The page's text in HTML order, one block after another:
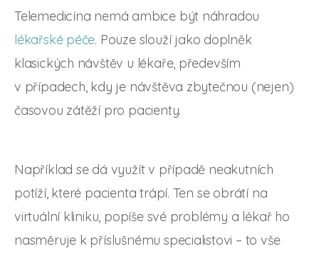
Telemedicína nemá ambice být náhradou
lékařské péče. Pouze slouží jako doplněk
klasických návštěv u lékaře, především
v případech, kdy je návštěva zbytečnou (nejen)
časovou zátěží pro pacienty.
Například se dá využít v případě neakutních
potíží, které pacienta trápí. Ten se obrátí na
virtuální kliniku, popíše své problémy a lékař ho
nasměruje k příslušnému specialistovi – to vše